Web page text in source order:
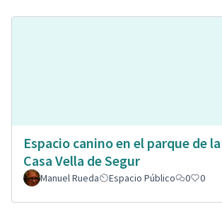
Espacio canino en el parque de la
Casa Vella de Segur
Manuel Rueda Espacio Público 0 0